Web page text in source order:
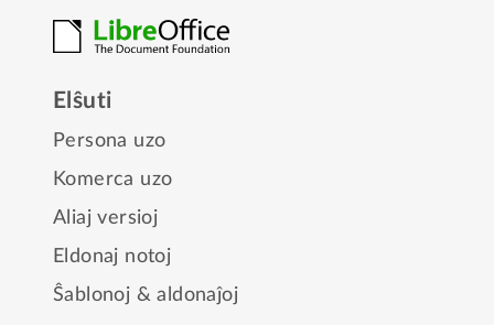
Elŝuti
Persona uzo
Komerca uzo
Aliaj versioj
Eldonaj notoj
Ŝablonoj & aldonaĵoj